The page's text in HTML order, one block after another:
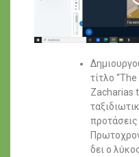
τίτλο
Zacharias
προτάσεις
δει ο